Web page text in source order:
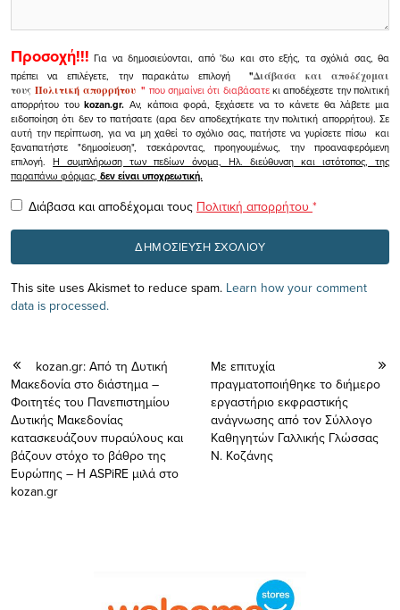
Προσοχή!!! Για να δημοσιεύονται, από 'δω και στο εξής, τα σχόλιά σας, θα
πρέπει να επιλέγετε, την παρακάτω επιλογή
"Διάβασα και αποδέχομαι
τουςΠολιτική απορρήτου" που σημαίνει ότι διαβάσατεκι αποδέχεστε την πολιτική
απορρήτου τουkozan.gr. Αν, κάποια φορά, ξεχάσετε να το κάνετε θα λάβετε μια
ειδοποίηση ότι δεν το πατήσατε (αρα δεν αποδεχτήκατε την πολιτική απορρήτου). Σε
αυτή την περίπτωση, για να μη χαθεί το σχόλιο σας, πατήστε να γυρίσετε πίσω και
ξαναπατήστε "δημοσίευση", τσεκάροντας, προηγουμένως, την προαναφερόμενη
επιλογή.Η συμπλήρωση των πεδίων όνομα, Ηλ. διεύθυνση και ιστότοπος, της
παραπάνω φόρμας, δεν είναι υποχρεωτική.
Διάβασα και αποδέχομαι τους Πολιτική απορρήτου *
This site uses Akismet to reduce spam. Learn how your comment
data is processed.
kozan.gr: Από τη Δυτική
Μακεδονία στο διάστημα –
Φοιτητές του Πανεπιστημίου
Δυτικής Μακεδονίας
κατασκευάζουν πυραύλους και
βάζουν στόχο το βάθρο της
Ευρώπης – Η ASPiRE μιλά στο
kozan.gr
Με επιτυχία
πραγματοποιήθηκε το διήμερο
εργαστήριο εκφραστικής
ανάγνωσης από τον Σύλλογο
Καθηγητών Γαλλικής Γλώσσας
Ν. Κοζάνης